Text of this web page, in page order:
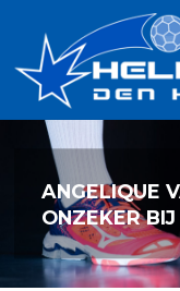
inhoud
ANGELIQUE
ONZEKER